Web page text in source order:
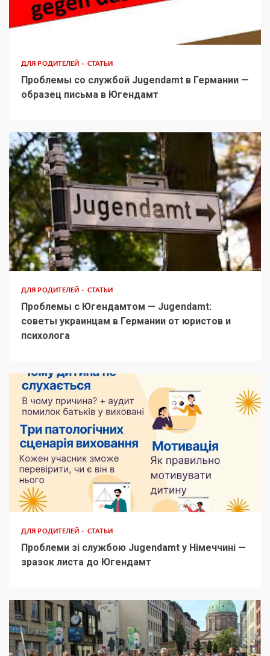
ДЛЯ РОДИТЕЛЕЙ СТАТЬИ
Проблемы со службой Jugendamt в Германии —
образец письма в Югендамт
ДЛЯ РОДИТЕЛЕЙ СТАТЬИ
Проблемы с Югендамтом — Jugendamt:
советы украинцам в Германии от юристов и
психолога
ДЛЯ РОДИТЕЛЕЙ СТАТЬИ
Проблеми зі службою Jugendamt у Німеччині —
зразок листа до Югендамт